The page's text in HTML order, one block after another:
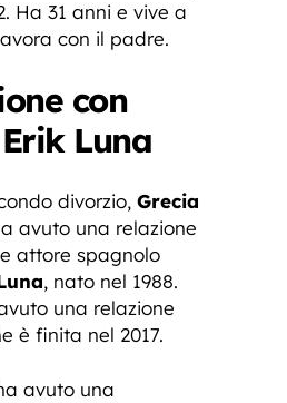
Ha 31 anni e vive a
con il padre.
con
Luna
divorzio, Grecia
avuto una relazione
attore spagnolo
, nato nel 1988.
una relazione
è finita nel 2017.
avuto una